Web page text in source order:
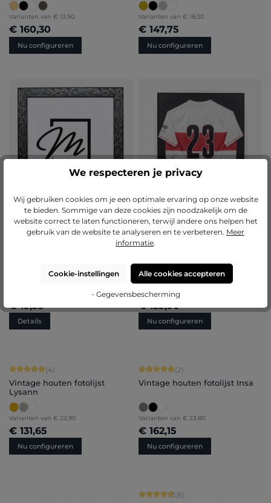
Varianten van € 13,90
€ 160,30
Nu configureren
Varianten van € 18,30
€ 147,75
Nu configureren
€ 19,55
Details
€ 135,90
Nu configureren
Gemiddelde waardering van 5 van 5 sterren
(4)
Vintage houten fotolijst
Lysann
Varianten van € 22,90
€ 131,65
Nu configureren
Gemiddelde waardering van 5 van 5
(2)
Vintage houten fotolijst Insa
Varianten van € 23,80
€ 162,15
Nu configureren
Gemiddelde waardering van 4.75
(8)
We respecteren je privacy
Wij gebruiken cookies om je een optimale ervaring op onze website
te bieden. Sommige van deze cookies zijn noodzakelijk om de
website correct te laten functioneren, terwijl andere ons helpen het
gebruik van de website te analyseren en te verbeteren. Meer
informatie.
Cookie-instellingen Alle cookies accepteren
- Gegevensbescherming